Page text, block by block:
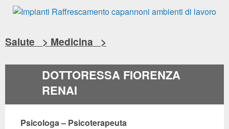
Salute > Medicina >
DOTTORESSA FIORENZA
RENAI
Psicologa – Psicoterapeuta